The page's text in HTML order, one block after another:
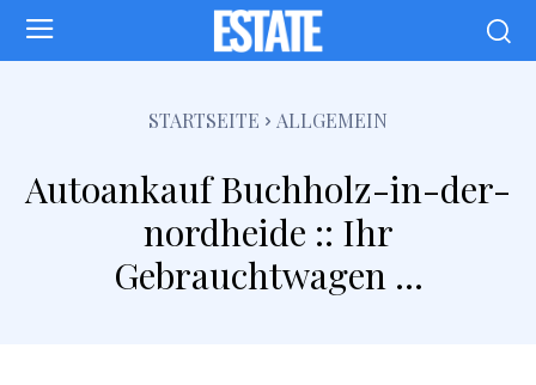
STARTSEITE ALLGEMEIN
Autoankauf Buchholz-in-der-
nordheide :: Ihr
Gebrauchtwagen …